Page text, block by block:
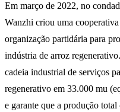
Em março de 2022, no
Wanzhi criou uma
organização partidária para
indústria de arroz
cadeia industrial de serviços
regenerativo em 33.000 mu
e garante que a produção